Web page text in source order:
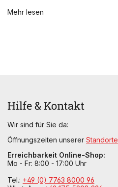
Mehr lesen
Hilfe & Kontakt
Wir sind für Sie da:
Öffnungszeiten unserer Standorte
Erreichbarkeit Online-Shop:
Mo - Fr: 8:00 - 17:00 Uhr
Tel.: +49 (0) 7763 8000 96